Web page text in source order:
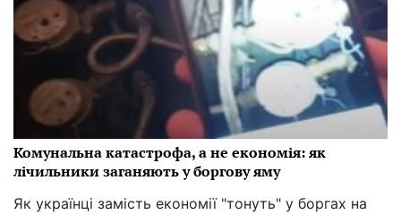
Комунальна катастрофа, а не економія: як
лічильники заганяють у боргову яму
Як українці замість економії "тонуть" у боргах на